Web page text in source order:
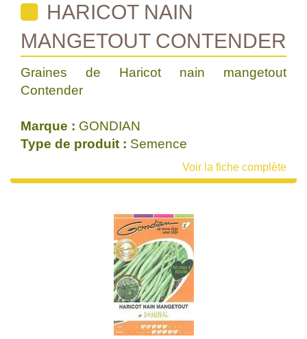
HARICOT NAIN
MANGETOUT CONTENDER
Graines de Haricot nain mangetout
Contender
Marque : GONDIAN
Type de produit : Semence
Voir la fiche complète